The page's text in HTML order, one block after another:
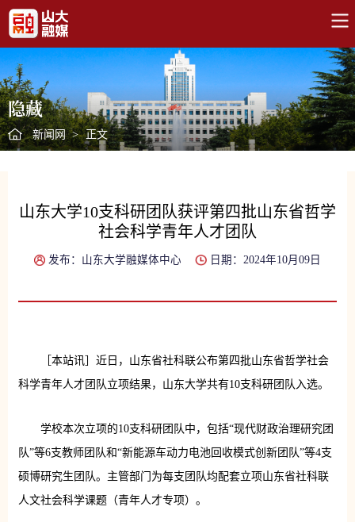
隐藏
新闻网 > 正文
山东大学10支科研团队获评第四批山东省哲学
社会科学青年人才团队
发布：山东大学融媒体中心 日期：2024年10月09日
［本站讯］近日，山东省社科联公布第四批山东省哲学社会
科学青年人才团队立项结果，山东大学共有10支科研团队入选。
学校本次立项的10支科研团队中，包括“现代财政治理研究团
队”等6支教师团队和“新能源车动力电池回收模式创新团队”等4支
硕博研究生团队。主管部门为每支团队均配套立项山东省社科联
人文社会科学课题（青年人才专项）。